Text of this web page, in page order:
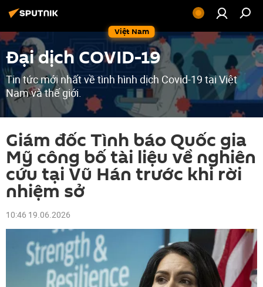
Việt Nam
Đại dịch COVID-19
Tin tức mới nhất về tình hình dịch Covid-19 tại Việt
Nam và thế giới.
Giám đốc Tình báo Quốc gia
Mỹ công bố tài liệu về nghiên
cứu tại Vũ Hán trước khi rời
nhiệm sở
10:46 19.06.2026